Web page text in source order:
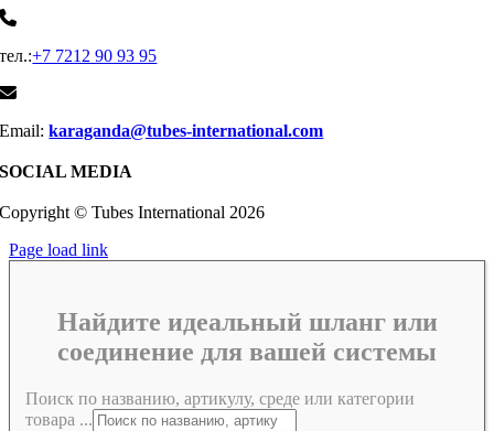
тел.:+7 7212 90 93 95
Email:karaganda@tubes-international.com
SOCIAL MEDIA
Copyright © Tubes International 2026
Page load link
Найдите идеальный шланг или
соединение для вашей системы
Поиск по названию, артикулу, среде или категории
товара ...